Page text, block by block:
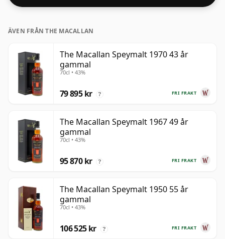
ÄVEN FRÅN THE MACALLAN
The Macallan Speymalt 1970 43 år
gammal
70cl • 43%
FRI FRAKT
79 895 kr ?
The Macallan Speymalt 1967 49 år
gammal
70cl • 43%
FRI FRAKT
95 870 kr ?
The Macallan Speymalt 1950 55 år
gammal
70cl • 43%
FRI FRAKT
106 525 kr ?